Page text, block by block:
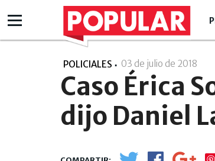
POLICIALES 03 de julio de 2018
Caso Érica
dijo Daniel